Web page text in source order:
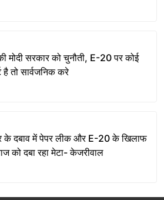
मोदी सरकार को चुनौती, E-20 पर कोई
है तो सार्वजनिक करे
के दबाव में पेपर लीक और E-20 के खिलाफ
को दबा रहा मेटा- केजरीवाल